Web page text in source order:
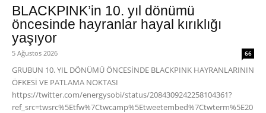
BLACKPINK’in 10. yıl dönümü
öncesinde hayranlar hayal kırıklığı
yaşıyor
5 Ağustos 2026 66
GRUBUN 10. YIL DÖNÜMÜ ÖNCESİNDE BLACKPINK HAYRANLARININ
ÖFKESİ VE PATLAMA NOKTASI
https://twitter.com/energysobi/status/2084309242258104361?
ref_src=twsrc%5Etfw%7Ctwcamp%5Etweetembed%7Ctwterm%5E20